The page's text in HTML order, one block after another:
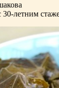
30-летним